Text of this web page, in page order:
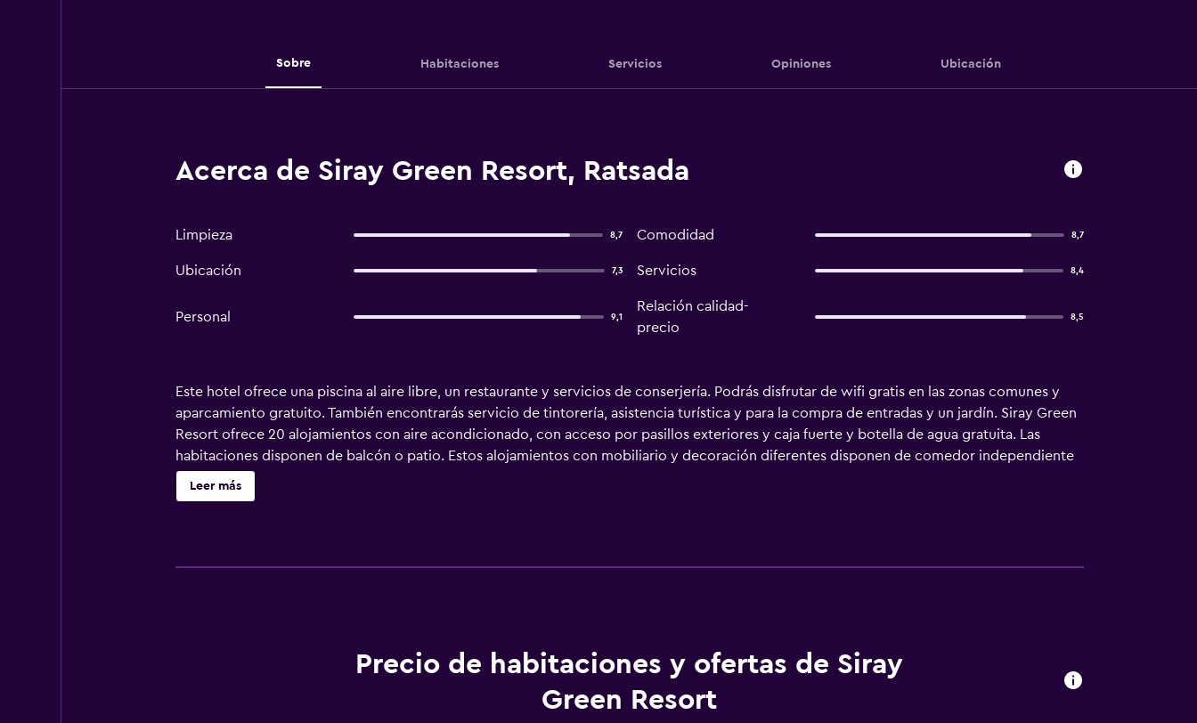
Sobre Habitaciones Servicios Opiniones Ubicación
Acerca de Siray Green Resort, Ratsada
Limpieza 8,7 Comodidad 8,7
Ubicación 7,3 Servicios 8,4
Personal 9,1
Relación calidad-
precio
8,5
Este hotel ofrece una piscina al aire libre, un restaurante y servicios de conserjería. Podrás disfrutar de wifi gratis en las zonas comunes y
aparcamiento gratuito. También encontrarás servicio de tintorería, asistencia turística y para la compra de entradas y un jardín. Siray Green
Resort ofrece 20 alojamientos con aire acondicionado, con acceso por pasillos exteriores y caja fuerte y botella de agua gratuita. Las
habitaciones disponen de balcón o patio. Estos alojamientos con mobiliario y decoración diferentes disponen de comedor independiente
e incluyen escritorio. Se ofrece una televisión LCD de 32 pulgadas con canales por satélite. Los baños están equipados con ducha, bidé,
artículos de higiene personal gratuitos y secador de pelo. Este hotel en Ratsada ofrece acceso a Internet wifi gratis. Se ofrece servicio de
Leer más
Precio de habitaciones y ofertas de Siray
Green Resort